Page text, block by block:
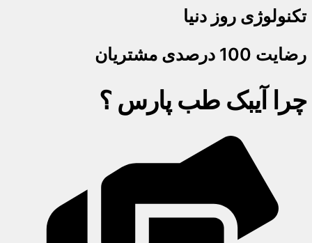
تکنولوژی روز دنیا
رضایت 100 درصدی مشتریان
چرا آیبک طب پارس ؟